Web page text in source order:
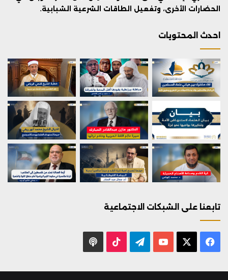
الحضارات الأخرى، وتفعيل الطاقات الشرعية الشبابية.
احدث المحتويات
تابعنا على الشبكات الاجتماعية
فيسبوك يوتيوب تيلقرام ‫TikTok